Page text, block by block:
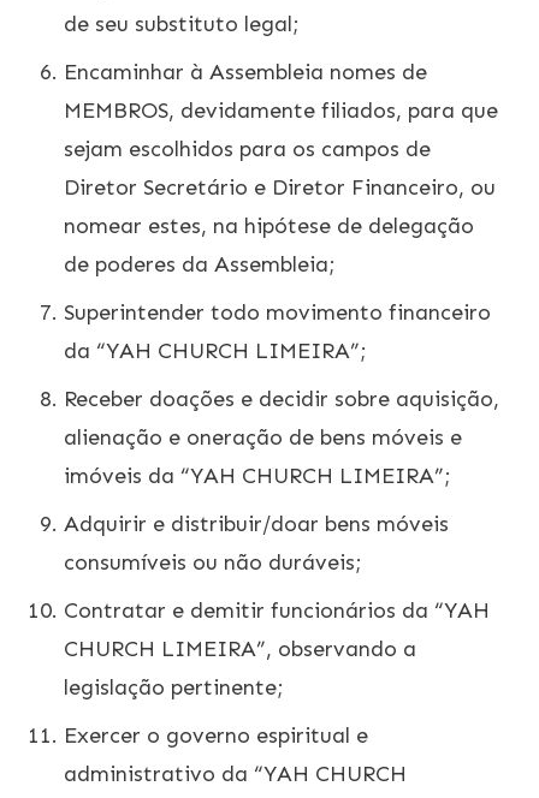
de seu substituto legal;
Encaminhar à Assembleia nomes de
MEMBROS, devidamente filiados, para que
sejam escolhidos para os campos de
Diretor Secretário e Diretor Financeiro, ou
nomear estes, na hipótese de delegação
de poderes da Assembleia;
Superintender todo movimento financeiro
da “YAH CHURCH LIMEIRA”;
Receber doações e decidir sobre aquisição,
alienação e oneração de bens móveis e
imóveis da “YAH CHURCH LIMEIRA”;
Adquirir e distribuir/doar bens móveis
consumíveis ou não duráveis;
Contratar e demitir funcionários da “YAH
CHURCH LIMEIRA”, observando a
legislação pertinente;
Exercer o governo espiritual e
administrativo da “YAH CHURCH